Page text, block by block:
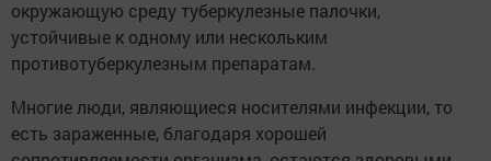
окружающую среду туберкулезные палочки,
устойчивые к одному или нескольким
противотуберкулезным препаратам.
Многие люди, являющиеся носителями инфекции, то
есть зараженные, благодаря хорошей